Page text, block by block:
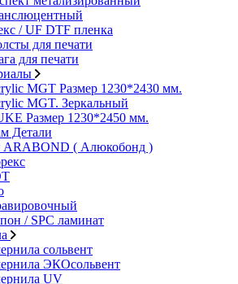
/ UF DTF пленка
для печати
для печати
MGT Размер 1230*2430 мм.
MGT. Зеркальный
Размер 1230*2450 мм.
Детали
ARABOND ( Алюкобонд )
/ SPC ламинат
сольвент
ЭКОсольвент
UV